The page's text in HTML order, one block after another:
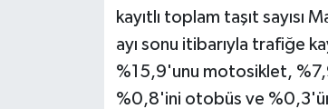
kayıtlı toplam taşıt sayısı
ayı sonu itibarıyla trafiğe
%15,9'unu motosiklet,
%0,8'ini otobüs ve